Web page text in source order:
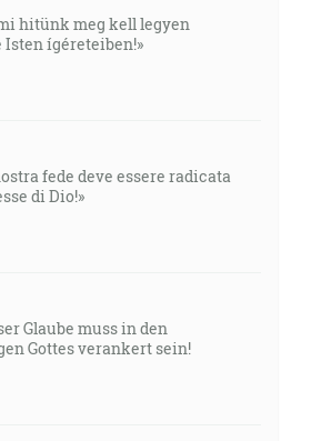
hitünk meg kell legyen
Isten ígéreteiben!»
fede deve essere radicata
di Dio!»
Glaube muss in den
Gottes verankert sein!